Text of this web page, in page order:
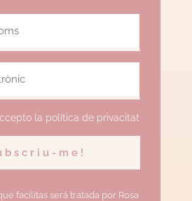
la política de privacitat
facilitas será tratada por Rosa